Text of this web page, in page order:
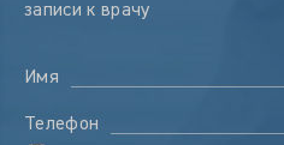
записи к врачу
Имя
Телефон